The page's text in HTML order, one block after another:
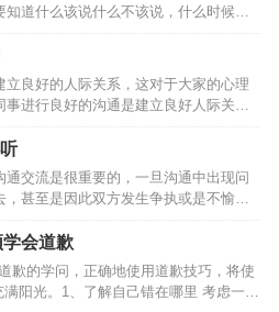
得像牛犊的孩子，爬上床在上面乱蹦
势必会使孩子的父亲产生…
道什么该说什么不该说，什么时候说
不同会起到不同的效果，下面六个说
清楚，会给听者留下稳重、不冲动的印
一些善
不会让听者感觉生硬，他们不但会欣
的亲密感。…
良好的人际关系，这对于大家的心理
进行良好的沟通是建立良好人际关系
时候，一定要注意以下的六大原则。
击对方 不批评、不
批评、责备、抱怨、攻击这些都是的刽
请求对方的尊重…
交流是很重要的，一旦沟通中出现问
甚至是因此双方发生争执或是不愉
际关系，掌握好沟通的原则是很重要
候舍弃自己所谓的自尊心。不要说出
，这只会让沟通无法进行下去。 第
会道歉
的学问，正确地使用道歉技巧，将使
满阳光。1、了解自己错在哪里 考虑一下